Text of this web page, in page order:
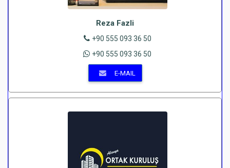
Reza Fazli
+90 555 093 36 50
+90 555 093 36 50
E-MAIL